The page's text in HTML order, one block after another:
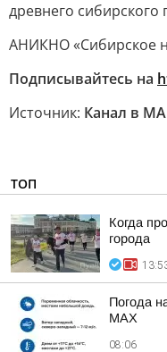
древнего сибирского
АНИКНО «Сибирское
Подписывайтесь на
Источник: Канал в
ТОП
Когда
города
Погода
MAX
08:06